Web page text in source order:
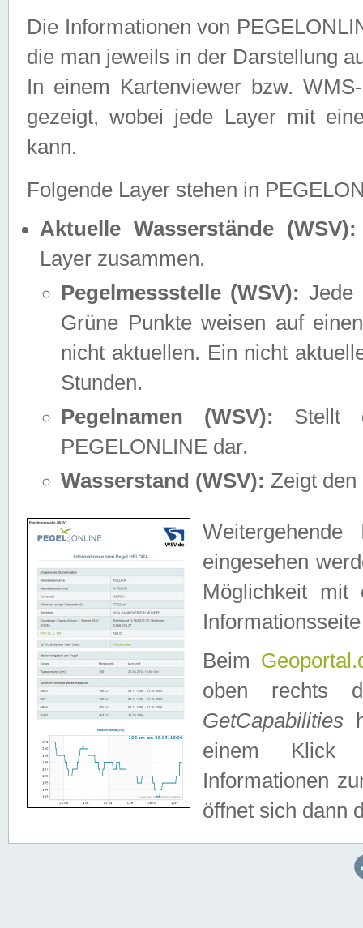
Die Informationen von
die man jeweils in der Darstellung
In einem Kartenviewer bzw.
gezeigt, wobei jede Layer mit
kann.
Folgende Layer stehen in
Aktuelle Wasserstände (WSV):
Layer zusammen.
Pegelmessstelle (WSV): Jede
Grüne Punkte weisen auf
nicht aktuellen. Ein nicht
Stunden.
Pegelnamen (WSV): Stellt
PEGELONLINE dar.
Wasserstand (WSV): Zeigt den
eingesehen
Möglichkeit mit
Beim
oben rechts
GetCapabilities
einem Klick
Informationen
öffnet sich dann